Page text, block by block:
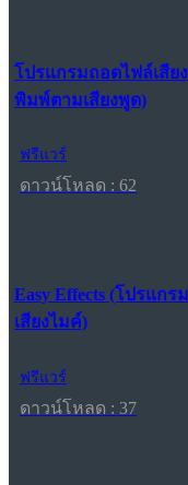
โปรแกรมถอดไฟล์เสีย
พิมพ์ตามเสียงพูด)
ฟรีแวร์
ดาวน์โหลด : 62
Easy Effects (โปรแกร
เสียงไมค์)
ฟรีแวร์
ดาวน์โหลด : 37